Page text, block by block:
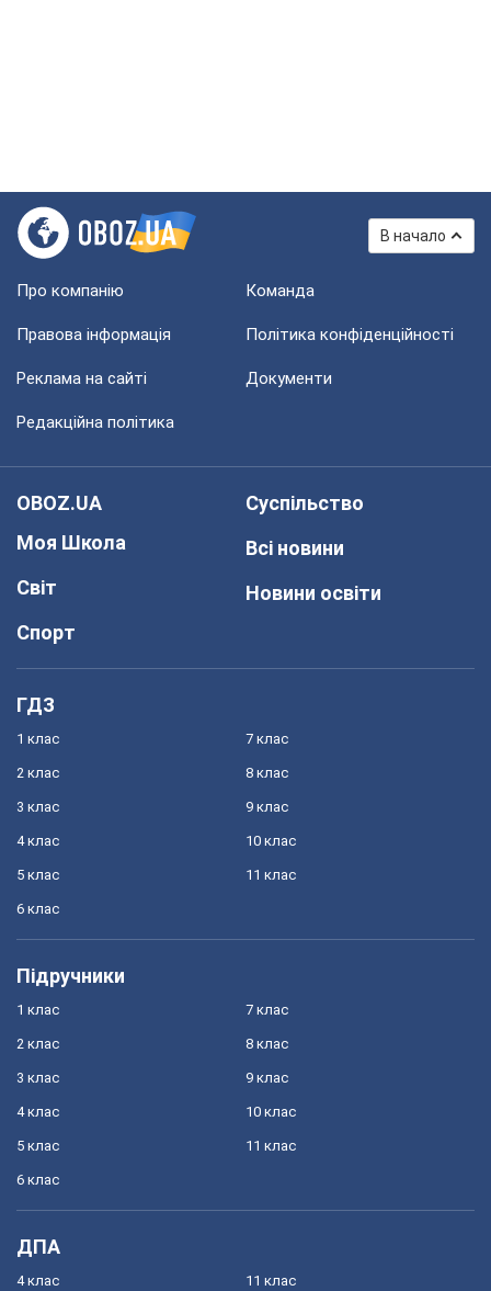
В начало
Про компанію Команда
Правова інформація Політика конфіденційності
Реклама на сайті Документи
Редакційна політика
OBOZ.UA
Моя Школа
Світ
Спорт
Суспільство
Всі новини
Новини освіти
ГДЗ
1 клас
2 клас
3 клас
4 клас
5 клас
6 клас
7 клас
8 клас
9 клас
10 клас
11 клас
Підручники
1 клас
2 клас
3 клас
4 клас
5 клас
6 клас
7 клас
8 клас
9 клас
10 клас
11 клас
ДПА
4 клас 11 клас